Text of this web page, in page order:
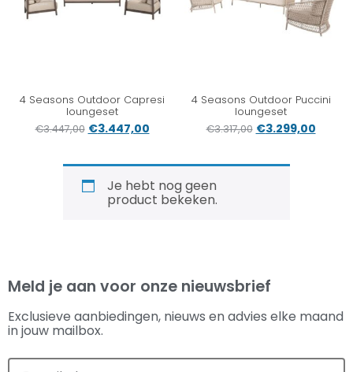
4 Seasons Outdoor Capresi
loungeset
€3.447,00 €3.447,00
4 Seasons Outdoor Puccini
loungeset
€3.317,00 €3.299,00
Je hebt nog geen
product bekeken.
Meld je aan voor onze nieuwsbrief
Exclusieve aanbiedingen, nieuws en advies elke maand
in jouw mailbox.